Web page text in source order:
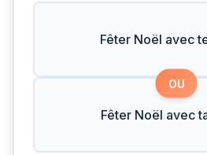
Fêter Noël avec
OU
Fêter Noël avec